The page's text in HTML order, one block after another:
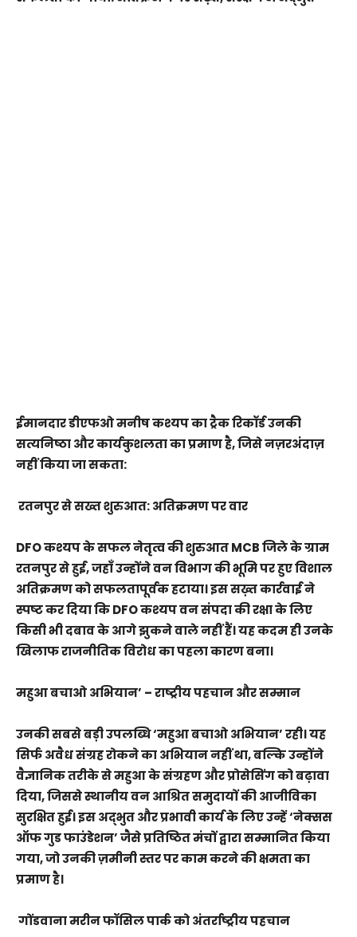
ईमानदार डीएफओ मनीष कश्यप का ट्रैक रिकॉर्ड उनकी
सत्यनिष्ठा और कार्यकुशलता का प्रमाण है, जिसे नज़रअंदाज़
नहीं किया जा सकता:
रतनपुर से सख्त शुरुआत: अतिक्रमण पर वार
DFO कश्यप के सफल नेतृत्व की शुरुआत MCB जिले के ग्राम
रतनपुर से हुई, जहाँ उन्होंने वन विभाग की भूमि पर हुए विशाल
अतिक्रमण को सफलतापूर्वक हटाया। इस सख़्त कार्रवाई ने
स्पष्ट कर दिया कि DFO कश्यप वन संपदा की रक्षा के लिए
किसी भी दबाव के आगे झुकने वाले नहीं हैं। यह कदम ही उनके
खिलाफ राजनीतिक विरोध का पहला कारण बना।
महुआ बचाओ अभियान’ – राष्ट्रीय पहचान और सम्मान
उनकी सबसे बड़ी उपलब्धि ‘महुआ बचाओ अभियान’ रही। यह
सिर्फ अवैध संग्रह रोकने का अभियान नहीं था, बल्कि उन्होंने
वैज्ञानिक तरीके से महुआ के संग्रहण और प्रोसेसिंग को बढ़ावा
दिया, जिससे स्थानीय वन आश्रित समुदायों की आजीविका
सुरक्षित हुई। इस अद्भुत और प्रभावी कार्य के लिए उन्हें ‘नेक्सस
ऑफ गुड फाउंडेशन’ जैसे प्रतिष्ठित मंचों द्वारा सम्मानित किया
गया, जो उनकी ज़मीनी स्तर पर काम करने की क्षमता का
प्रमाण है।
गोंडवाना मरीन फॉसिल पार्क को अंतर्राष्ट्रीय पहचान